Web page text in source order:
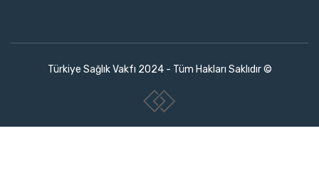
Türkiye Sağlık Vakfı 2024 - Tüm Hakları Saklıdır ©
www.collectivepeople.com.tr